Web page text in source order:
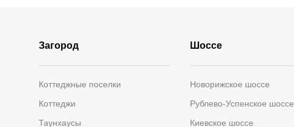
Загород
Коттеджные поселки
Коттеджи
Таунхаусы
Шоссе
Новорижское шоссе
Рублево-Успенское шоссе
Киевское шоссе